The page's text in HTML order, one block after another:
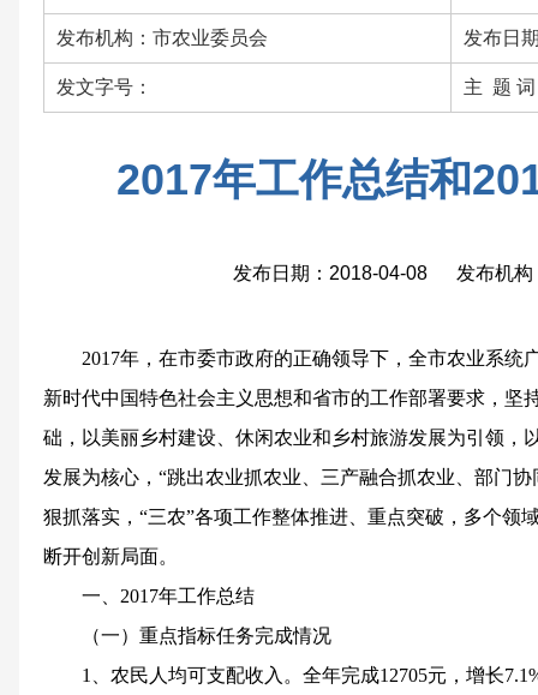
发布机构：市农业委员会 发布日
发文字号： 主 题 词
2017年工作总结和
发布日期：2018-04-08 发布机构
2017年，在市委市政府的正确领导下，全市农业系统
新时代中国特色社会主义思想和省市的工作部署要求，坚
础，以美丽乡村建设、休闲农业和乡村旅游发展为引领，
发展为核心，“跳出农业抓农业、三产融合抓农业、部门
狠抓落实，“三农”各项工作整体推进、重点突破，多个领
断开创新局面。
一、2017年工作总结
（一）重点指标任务完成情况
1、农民人均可支配收入。全年完成12705元，增长